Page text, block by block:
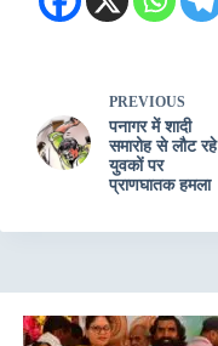
PREVIOUS
पनागर में शादी
समारोह से लौट रहे
युवकों पर
प्राणघातक हमला